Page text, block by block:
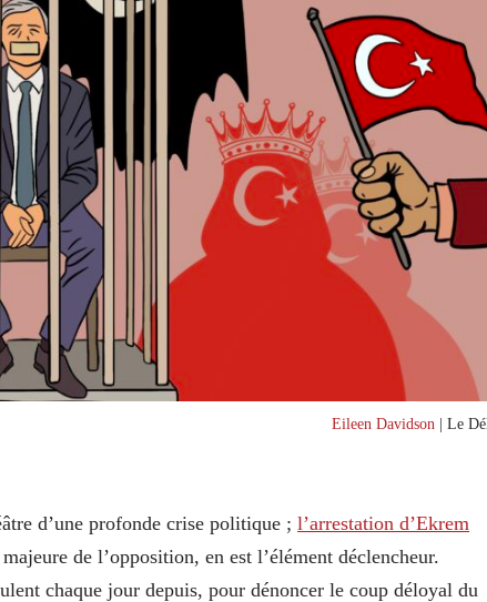
Eileen Davidson | Le
d’une profonde crise politique ;l’arrestation d’Ekrem
de l’opposition, en est l’élément déclencheur.
chaque jour depuis, pour dénoncer le coup déloyal du